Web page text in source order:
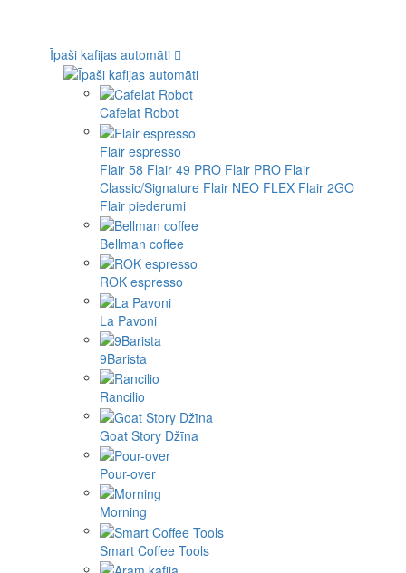
Īpaši kafijas automāti
Cafelat Robot
Flair espresso
Flair 58 Flair 49 PRO Flair PRO Flair
Classic/Signature Flair NEO FLEX Flair 2GO
Flair piederumi
Bellman coffee
ROK espresso
La Pavoni
9Barista
Rancilio
Goat Story Džīna
Pour-over
Morning
Smart Coffee Tools